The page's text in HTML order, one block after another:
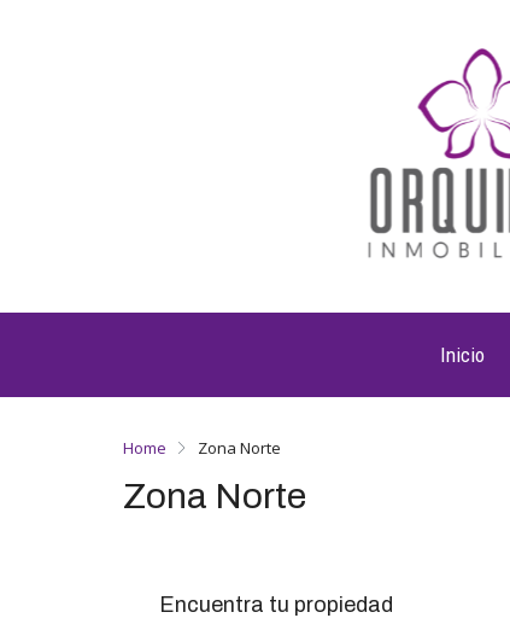
Inicio
Home Zona Norte
Zona Norte
Encuentra tu propiedad